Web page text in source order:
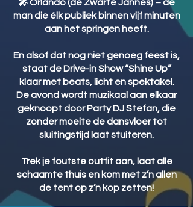
🎤 Orlando (de Zwarte Jannes) – de
man die élk publiek binnen vijf minuten
aan het springen heeft.
En alsof dat nog niet genoeg feest is,
staat de Drive-in Show “Shine Up”
klaar met beats, licht en spektakel.
De avond wordt muzikaal aan elkaar
geknoopt door Party DJ Stefan, die
zonder moeite de dansvloer tot
sluitingstijd laat stuiteren.
Trek je foutste outfit aan, laat alle
schaamte thuis en kom met z’n allen
de tent op z’n kop zetten!